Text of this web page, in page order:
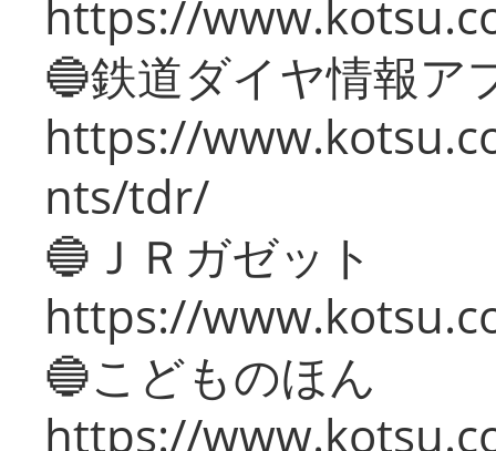
https://
🔵鉄道ダイヤ情報ア
https://
nts/tdr/
🔵ＪＲガゼット
https://
🔵こどものほん
https://